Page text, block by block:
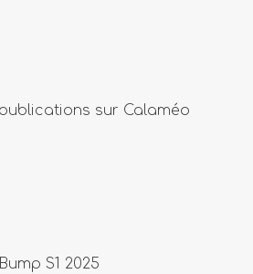
sur Calaméo
Bump S1 2025